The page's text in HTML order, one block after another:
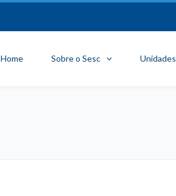
Home Sobre o Sesc Unidades